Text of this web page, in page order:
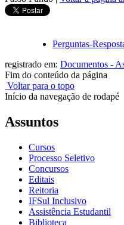
Perguntas-
registrado em: Documentos -
Fim do conteúdo da página
Voltar para o topo
Início da navegação de rodapé
Assuntos
Cursos
Processo Seletivo
Concursos
Editais
Reitoria
IFSul Inclusivo
Assistência Estudantil
Biblioteca